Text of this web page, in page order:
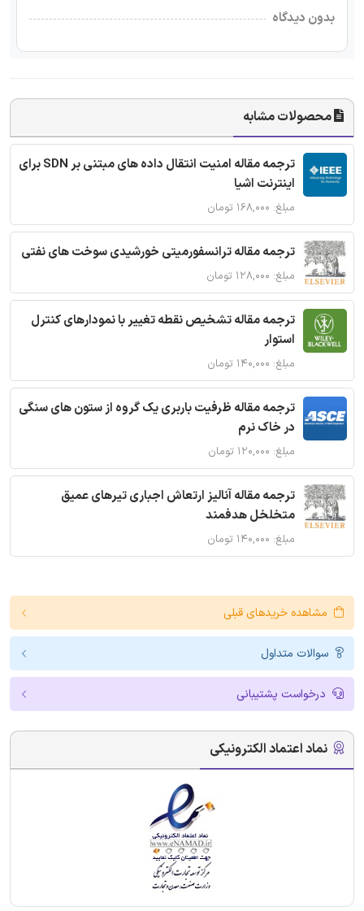
بدون دیدگاه
محصولات مشابه
ترجمه مقاله امنیت انتقال داده های مبتنی بر SDN برای
اینترنت اشیا
مبلغ: ۱۶۸,۰۰۰ تومان
ترجمه مقاله ترانسفورمیتی خورشیدی سوخت های نفتی
مبلغ: ۱۲۸,۰۰۰ تومان
ترجمه مقاله تشخیص نقطه تغییر با نمودارهای کنترل
استوار
مبلغ: ۱۴۰,۰۰۰ تومان
ترجمه مقاله ظرفیت باربری یک گروه از ستون های سنگی
در خاک نرم
مبلغ: ۱۲۰,۰۰۰ تومان
ترجمه مقاله آنالیز ارتعاش اجباری تیرهای عمیق
متخلخل هدفمند
مبلغ: ۱۴۰,۰۰۰ تومان
مشاهده خریدهای قبلی
سوالات متداول
درخواست پشتیبانی
نماد اعتماد الکترونیکی